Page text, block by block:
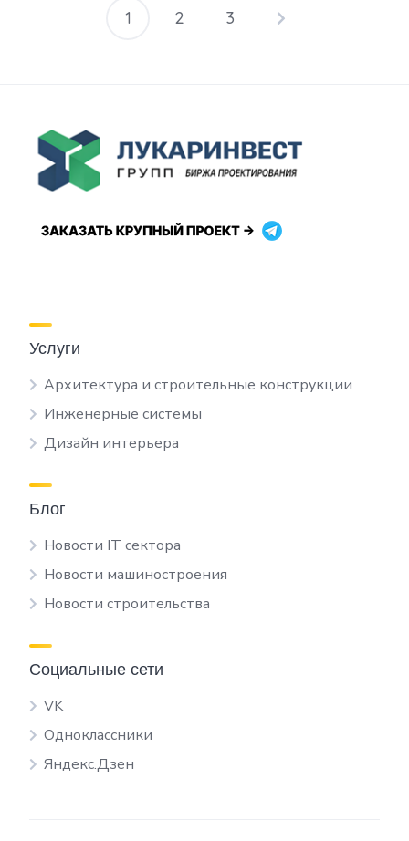
Пагинация
1 2 3
Услуги
Архитектура и строительные конструкции
Инженерные системы
Дизайн интерьера
Блог
Новости IT сектора
Новости машиностроения
Новости строительства
Социальные сети
VK
Одноклассники
Яндекс.Дзен